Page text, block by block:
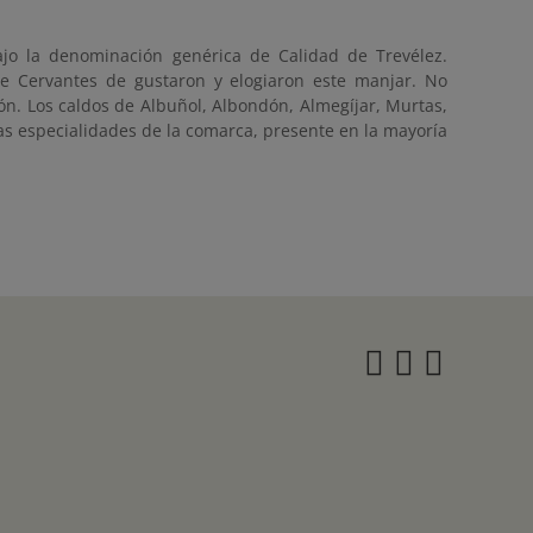
la denominación genérica de Calidad de Trevélez.
de gustaron y elogiaron este manjar. No
Los caldos de Albuñol, Albondón, Almegíjar, Murtas,
especialidades de la comarca, presente en la mayoría
Twitter